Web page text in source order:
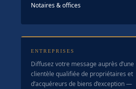
Notaires & offices
ENTREPRISES
Diffusez votre message auprès d’une
clientèle qualifiée de propriétaires et
d’acquéreurs de biens d’exception —